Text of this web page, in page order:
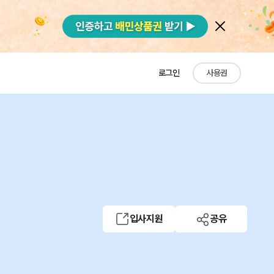
로그인 사용권
입사지원 공유